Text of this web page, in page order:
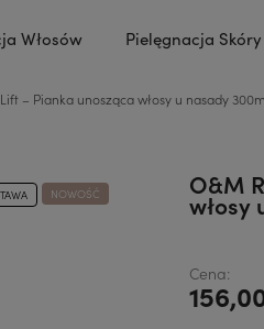
Włosów Pielęgnacja Skóry
– Pianka unosząca włosy u nasady
NOWOŚĆ O&M
włosy
Cena: